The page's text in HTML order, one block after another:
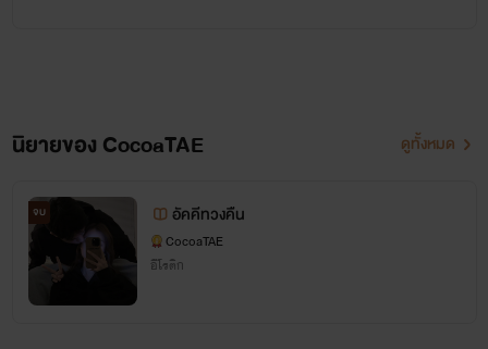
นิยายของ CocoaTAE ดูทั้งหมด
จบ อัคคีทวงคืน
CocoaTAE
อีโรติก